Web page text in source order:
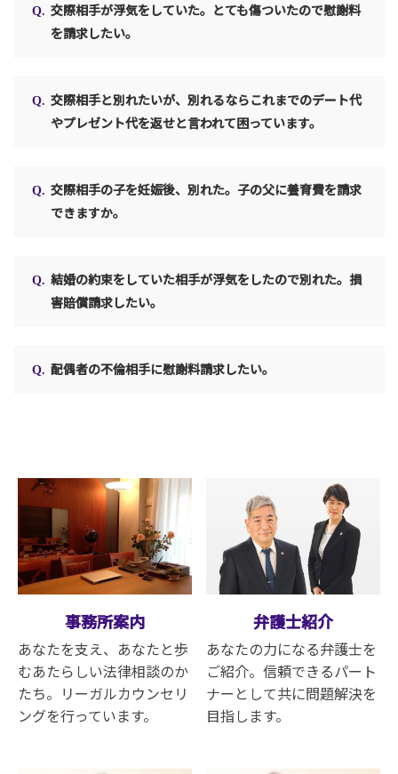
交際相手が浮気をしていた。とても傷ついたので慰謝料
を請求したい。
交際相手と別れたいが、別れるならこれまでのデート代
やプレゼント代を返せと言われて困っています。
交際相手の子を妊娠後、別れた。子の父に養育費を請求
できますか。
結婚の約束をしていた相手が浮気をしたので別れた。損
害賠償請求したい。
配偶者の不倫相手に慰謝料請求したい。
事務所案内
あなたを支え、あなたと歩
むあたらしい法律相談のか
たち。リーガルカウンセリ
ングを行っています。
弁護士紹介
あなたの力になる弁護士を
ご紹介。信頼できるパート
ナーとして共に問題解決を
目指します。